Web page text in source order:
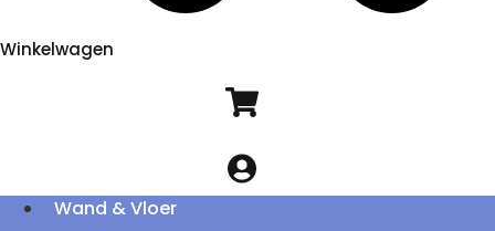
Winkelwagen
Wand & Vloer